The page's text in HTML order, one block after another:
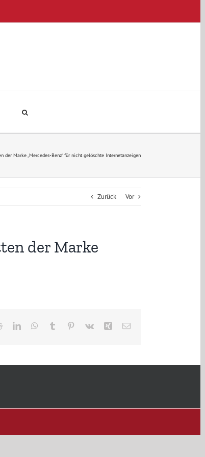
der Marke „Mercedes-Benz“ für nicht gelöschte Internetanzeigen
Zurück Vor
der Marke
RedditLinkedInWhatsApp
Tumblr Pinterest
Vk Xing E-